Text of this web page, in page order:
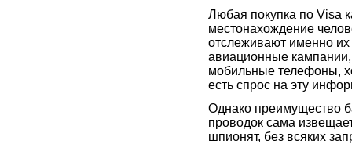
Любая покупка по Visa
местонахождение
отслеживают именно
авиационные
мобильные телефоны,
есть спрос на эту
Однако преимущество
проводок сама
шпионят, без всяких